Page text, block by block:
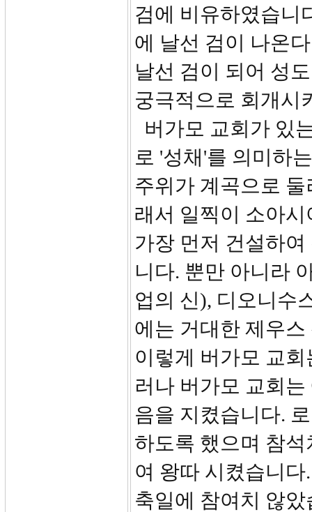
검에 비유하였습니
에 날선 검이 나온
날선 검이 되어 성
궁극적으로 회개시
버가모 교회가 있
로 '성채'를 의미하
주위가 계곡으로
래서 일찍이 소아
가장 먼저 건설하
니다. 뿐만 아니라
업의 신), 디오니수
에는 거대한 제우
이렇게 버가모 교
러나 버가모 교회
음을 지켰습니다.
하도록 했으며 참
여 왕따 시켰습니
축일에 참여치 않